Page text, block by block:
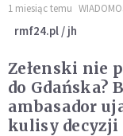
1 miesiąc temu
rmf24.pl / jh
Zełenski nie
do Gdańska?
ambasador
kulisy decyzji